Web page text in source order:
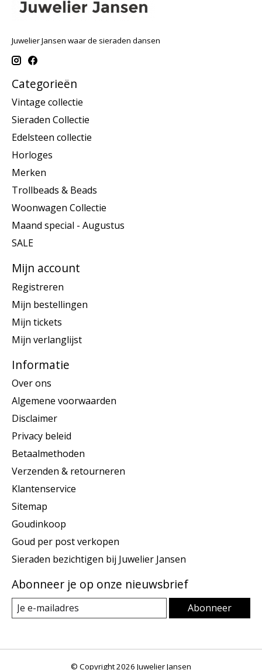
Juwelier Jansen waar de sieraden dansen
Categorieën
Vintage collectie
Sieraden Collectie
Edelsteen collectie
Horloges
Merken
Trollbeads & Beads
Woonwagen Collectie
Maand special - Augustus
SALE
Mijn account
Registreren
Mijn bestellingen
Mijn tickets
Mijn verlanglijst
Informatie
Over ons
Algemene voorwaarden
Disclaimer
Privacy beleid
Betaalmethoden
Verzenden & retourneren
Klantenservice
Sitemap
Goudinkoop
Goud per post verkopen
Sieraden bezichtigen bij Juwelier Jansen
Abonneer je op onze nieuwsbrief
Abonneer
© Copyright 2026 Juwelier Jansen